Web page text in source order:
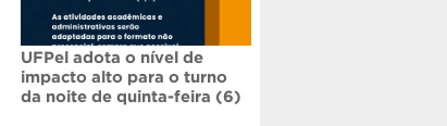
UFPel adota o nível de
impacto alto para o turno
da noite de quinta-feira (6)